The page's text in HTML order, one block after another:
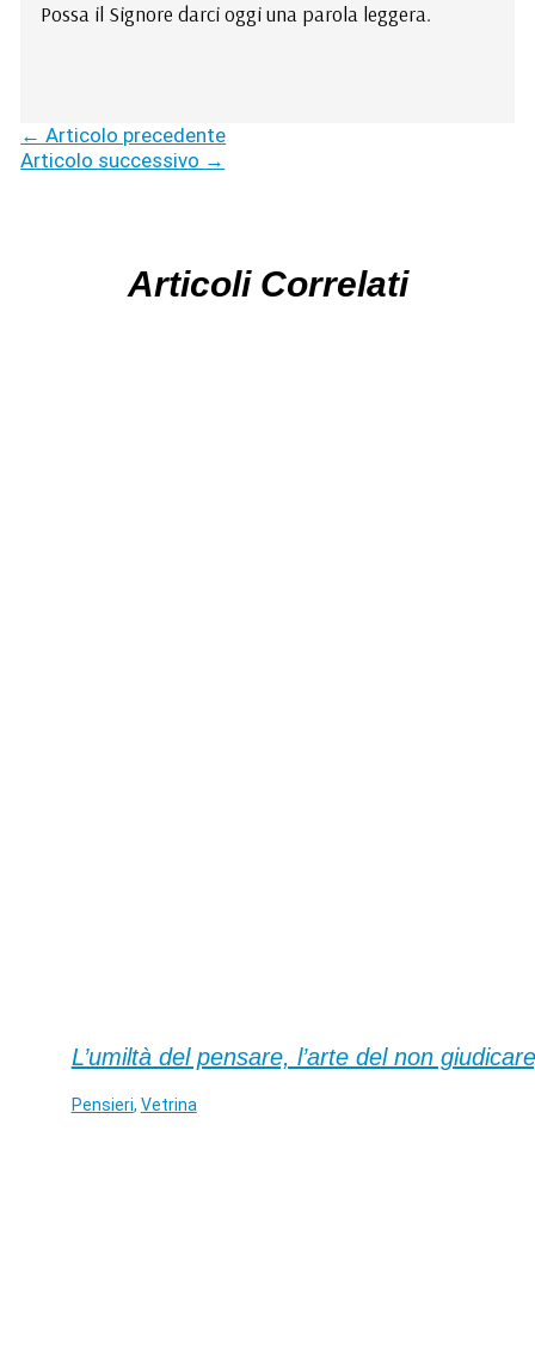
Possa il Signore darci oggi una parola leggera.
← Articolo precedente
Articolo successivo →
Articoli Correlati
L’umiltà del pensare, l’arte del non
Pensieri, Vetrina